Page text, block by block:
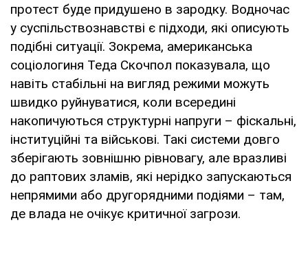
протест буде придушено в зародку. Водночас
у суспільствознавстві є підходи, які описують
подібні ситуації. Зокрема, американська
соціологиня Теда Скочпол показувала, що
навіть стабільні на вигляд режими можуть
швидко руйнуватися, коли всередині
накопичуються структурні напруги – фіскальні,
інституційні та військові. Такі системи довго
зберігають зовнішню рівновагу, але вразливі
до раптових зламів, які нерідко запускаються
непрямими або другорядними подіями – там,
де влада не очікує критичної загрози.